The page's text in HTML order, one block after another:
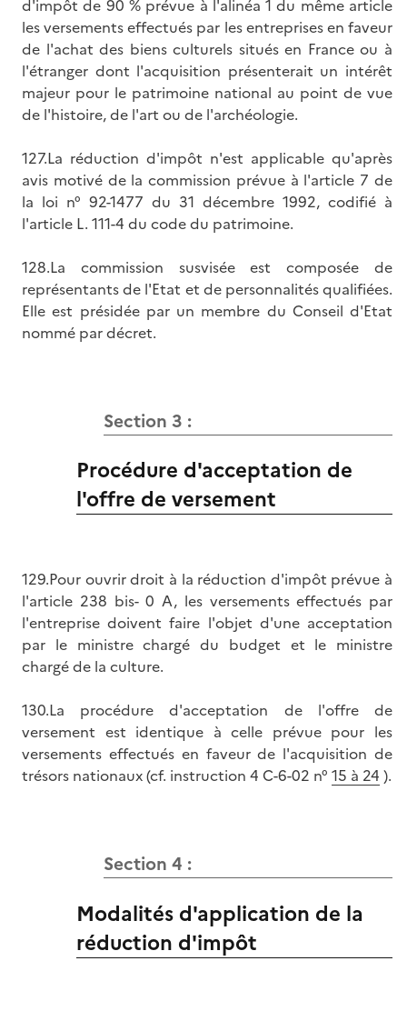
d'impôt de 90 % prévue à l'alinéa 1 du même article
les versements effectués par les entreprises en faveur
de l'achat des biens culturels situés en France ou à
l'étranger dont l'acquisition présenterait un intérêt
majeur pour le patrimoine national au point de vue
de l'histoire, de l'art ou de l'archéologie.
127.La réduction d'impôt n'est applicable qu'après
avis motivé de la commission prévue à l'article 7 de
la loi n° 92-1477 du 31 décembre 1992, codifié à
l'article L. 111-4 du code du patrimoine.
128.La commission susvisée est composée de
représentants de l'Etat et de personnalités qualifiées.
Elle est présidée par un membre du Conseil d'Etat
nommé par décret.
Section 3 :
Procédure d'acceptation de
l'offre de versement
129.Pour ouvrir droit à la réduction d'impôt prévue à
l'article 238 bis- 0 A, les versements effectués par
l'entreprise doivent faire l'objet d'une acceptation
par le ministre chargé du budget et le ministre
chargé de la culture.
130.La procédure d'acceptation de l'offre de
versement est identique à celle prévue pour les
versements effectués en faveur de l'acquisition de
trésors nationaux (cf. instruction 4 C-6-02 n° 15 à 24 ).
Section 4 :
Modalités d'application de la
réduction d'impôt